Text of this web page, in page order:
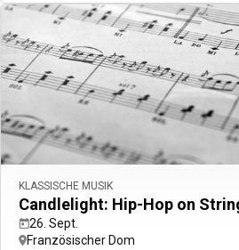
Private Events
Reiseprofis
Geschäftsreisende
UNSERE
ALL Accor+
ALL Accor+ ibis
KLASSISCHE MUSIK
Candlelight: Hip-Hop on
26. Sept.
Französischer Dom